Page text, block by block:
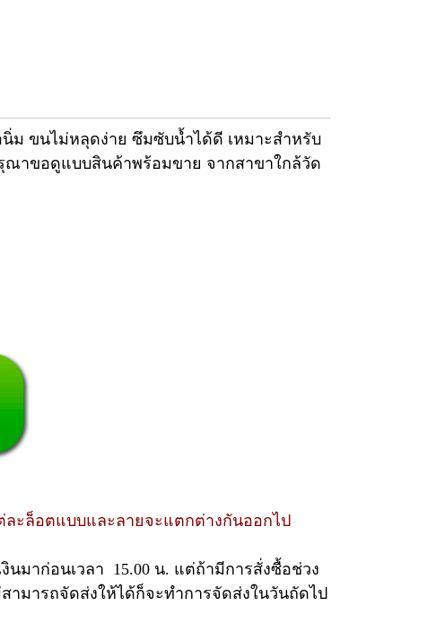
ม ขนไม่หลุดง่าย ซึมซับน้ำได้ดี เหมาะสำหรับ
ณาขอดูแบบสินค้าพร้อมขาย จากสาขาใกล้วัด
ะล็อตแบบและลายจะแตกต่างกันออกไป
มาก่อนเวลา 15.00 น. แต่ถ้ามีการสั่งซื้อช่วง
ามารถจัดส่งให้ได้ก็จะทำการจัดส่งในวันถัดไป